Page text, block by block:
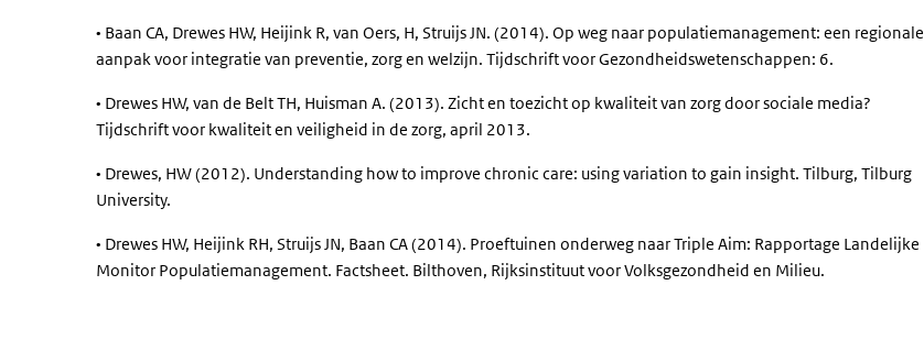
• Baan CA, Drewes HW, Heijink R, van Oers, H, Struijs JN. (2014). Op weg naar populatiemanagement: een regionale
aanpak voor integratie van preventie, zorg en welzijn. Tijdschrift voor Gezondheidswetenschappen: 6.
• Drewes HW, van de Belt TH, Huisman A. (2013). Zicht en toezicht op kwaliteit van zorg door sociale media?
Tijdschrift voor kwaliteit en veiligheid in de zorg, april 2013.
• Drewes, HW (2012). Understanding how to improve chronic care: using variation to gain insight. Tilburg, Tilburg
University.
• Drewes HW, Heijink RH, Struijs JN, Baan CA (2014). Proeftuinen onderweg naar Triple Aim: Rapportage Landelijke
Monitor Populatiemanagement. Factsheet. Bilthoven, Rijksinstituut voor Volksgezondheid en Milieu.